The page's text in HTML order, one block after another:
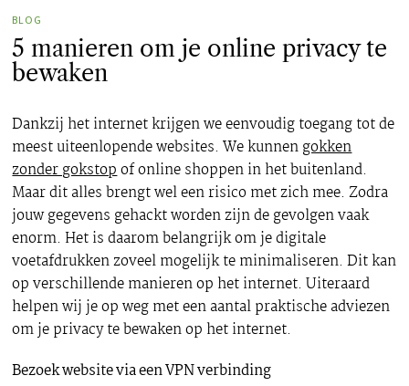
BLOG
5 manieren om je online privacy te
bewaken
Dankzij het internet krijgen we eenvoudig toegang tot de
meest uiteenlopende websites. We kunnen gokken
zonder gokstopof online shoppen in het buitenland.
Maar dit alles brengt wel een risico met zich mee. Zodra
jouw gegevens gehackt worden zijn de gevolgen vaak
enorm. Het is daarom belangrijk om je digitale
voetafdrukken zoveel mogelijk te minimaliseren. Dit kan
op verschillende manieren op het internet. Uiteraard
helpen wij je op weg met een aantal praktische adviezen
om je privacy te bewaken op het internet.
Bezoek website via een VPN verbinding